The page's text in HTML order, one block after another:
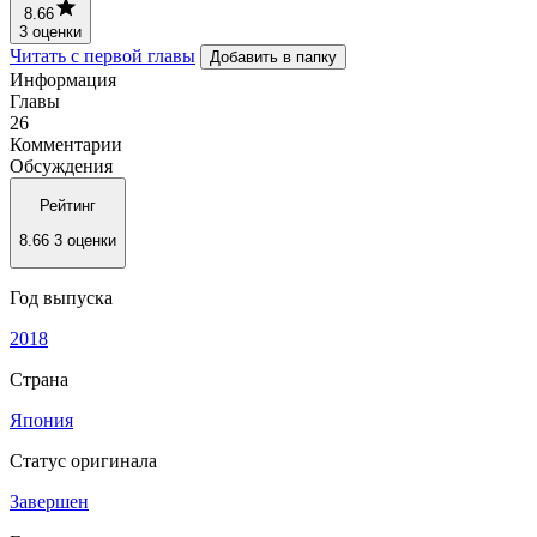
8.66
3 оценки
Читать с первой главы Добавить в папку
Информация
Главы
26
Комментарии
Обсуждения
Рейтинг
8.66 3 оценки
Год выпуска
2018
Страна
Япония
Статус оригинала
Завершен